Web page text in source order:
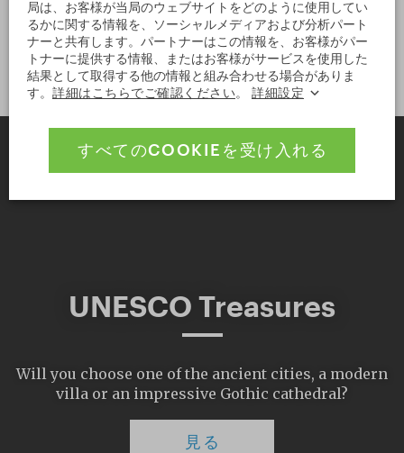
後の1993年1月に新生チェコ共和国の大統領に就任する
と、プラハ城 に戻りました。
UNESCO Treasures
Will you choose one of the ancient cities, a modern
villa or an impressive Gothic cathedral?
見る
局は、お客様が当局のウェブサイトをどのように使用してい
るかに関する情報を、ソーシャルメディアおよび分析パート
ナーと共有します。パートナーはこの情報を、お客様がパー
トナーに提供する情報、またはお客様がサービスを使用した
結果として取得する他の情報と組み合わせる場合がありま
す。 詳細はこちらでご確認ください。 詳細設定
すべてのCOOKIEを受け入れる